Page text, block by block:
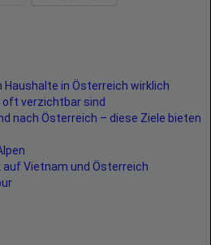
Haushalte in Österreich wirklich
oft verzichtbar sind
nach Österreich – diese Ziele bieten
auf Vietnam und Österreich